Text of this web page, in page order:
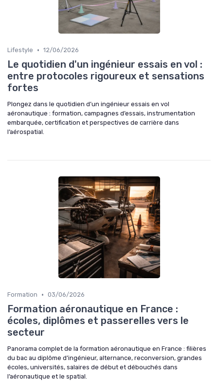
Lifestyle • 12/06/2026
Le quotidien d'un ingénieur essais en vol :
entre protocoles rigoureux et sensations
fortes
Plongez dans le quotidien d’un ingénieur essais en vol
aéronautique : formation, campagnes d’essais, instrumentation
embarquée, certification et perspectives de carrière dans
l’aérospatial.
Formation • 03/06/2026
Formation aéronautique en France :
écoles, diplômes et passerelles vers le
secteur
Panorama complet de la formation aéronautique en France : filières
du bac au diplôme d’ingénieur, alternance, reconversion, grandes
écoles, universités, salaires de début et débouchés dans
l’aéronautique et le spatial.